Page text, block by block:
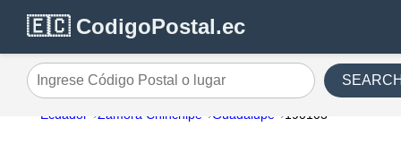
🇪🇨 CodigoPostal.ec
Ingrese Código Postal o lugar
Ecuador Zamora Chinchipe Guadalupe 190103